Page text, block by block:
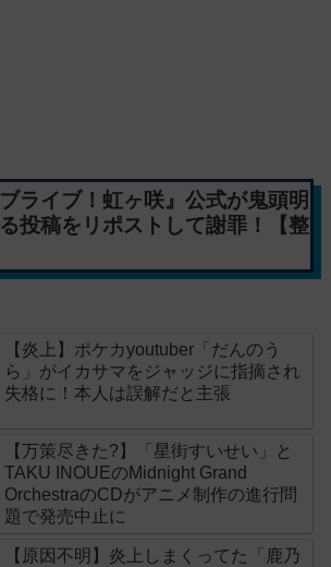
ライブ！虹ヶ咲』公式が鬼頭明
投稿をリポストして謝罪！【整
【炎上】ポケカyoutuber「だんのう
ら」がイカサマをジャッジに指摘され
失格に！本人は誤解だと主張
【万策尽きた?】「星街すいせい」と
TAKU INOUEのMidnight Grand
OrchestraのCDがアニメ制作の進行問
題で発売中止に
【原因不明】炎上しまくってた「鹿乃